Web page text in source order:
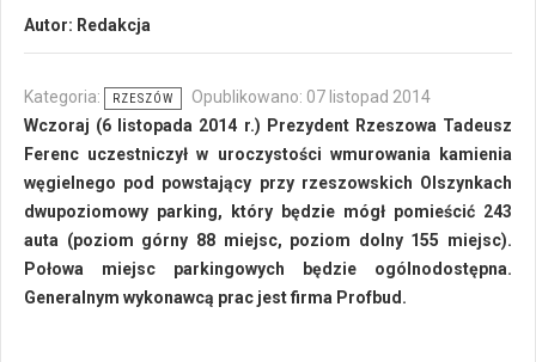
Autor: Redakcja
Kategoria: RZESZÓW
Opublikowano: 07 listopad 2014
Wczoraj (6 listopada 2014 r.) Prezydent Rzeszowa Tadeusz
Ferenc uczestniczył w uroczystości wmurowania kamienia
węgielnego pod powstający przy rzeszowskich Olszynkach
dwupoziomowy parking, który będzie mógł pomieścić 243
auta (poziom górny 88 miejsc, poziom dolny 155 miejsc).
Połowa miejsc parkingowych będzie ogólnodostępna.
Generalnym wykonawcą prac jest firma Profbud.